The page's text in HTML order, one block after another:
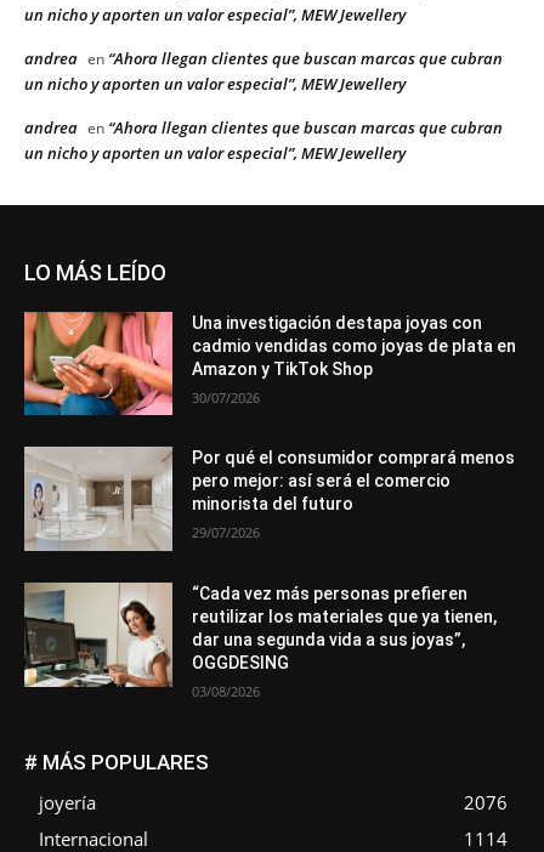
un nicho y aporten un valor especial”, MEW Jewellery
andrea en “Ahora llegan clientes que buscan marcas que cubran
un nicho y aporten un valor especial”, MEW Jewellery
andrea en “Ahora llegan clientes que buscan marcas que cubran
un nicho y aporten un valor especial”, MEW Jewellery
LO MÁS LEÍDO
Una investigación destapa joyas con
cadmio vendidas como joyas de plata en
Amazon y TikTok Shop
30/07/2026
Por qué el consumidor comprará menos
pero mejor: así será el comercio
minorista del futuro
29/07/2026
“Cada vez más personas prefieren
reutilizar los materiales que ya tienen,
dar una segunda vida a sus joyas”,
OGGDESING
03/08/2026
# MÁS POPULARES
joyería
2076
Internacional
1114